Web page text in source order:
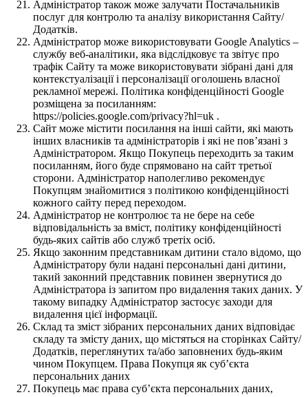
Адміністратор також може залучати Постачальників
послуг для контролю та аналізу використання Сайту/
Додатків.
Адміністратор може використовувати Google Analytics –
службу веб-аналітики, яка відслідковує та звітує про
трафік Сайту та може використовувати зібрані дані для
контекстуалізації і персоналізації оголошень власної
рекламної мережі. Політика конфіденційності Google
розміщена за посиланням:
https://policies.google.com/privacy?hl=uk .
Сайт може містити посилання на інші сайти, які мають
інших власників та адміністраторів і які не пов’язані з
Адміністратором. Якщо Покупець переходить за таким
посиланням, його буде спрямовано на сайт третьої
сторони. Адміністратор наполегливо рекомендує
Покупцям знайомитися з політикою конфіденційності
кожного сайту перед переходом.
Адміністратор не контролює та не бере на себе
відповідальність за вміст, політику конфіденційності
будь-яких сайтів або служб третіх осіб.
Якщо законним представникам дитини стало відомо, що
Адміністратору були надані персональні дані дитини,
такий законний представник повинен звернутися до
Адміністратора із запитом про видалення таких даних. У
такому випадку Адміністратор застосує заходи для
видалення цієї інформації.
Склад та зміст зібраних персональних даних відповідає
складу та змісту даних, що містяться на сторінках Сайту/
Додатків, переглянутих та/або заповнених будь-яким
чином Покупцем. Права Покупця як суб’єкта
персональних даних
Покупець має права суб’єкта персональних даних,